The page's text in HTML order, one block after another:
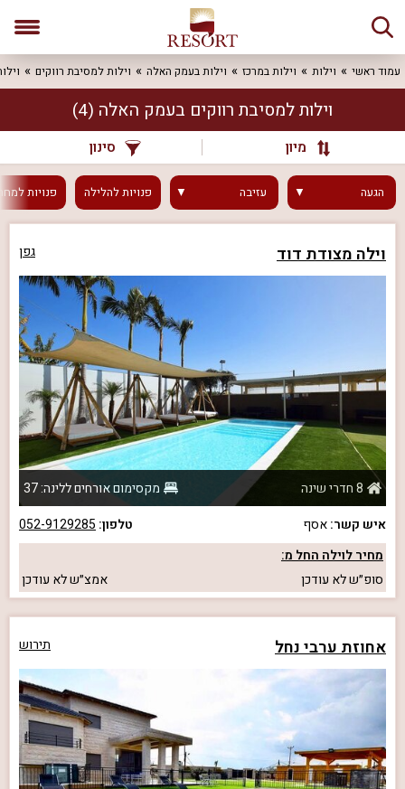
עמוד ראשי וילות וילות במרכז וילות בעמק האלה וילות למסיבת רווקים
וילות למסיבת רווקים בעמק האלה (4)
מיון סינון
הגעה עזיבה פנויותלהלילה פנויות
וילה מצודת דוד גפן
8 חדרי שינה
מקסימום אורחים ללינה: 37
איש קשר:אסף טלפון: 052-9129285
מחיר לוילה החל מ:
סופ״שלא עודכן אמצ״שלא עודכן
אחוזת ערבי נחל תירוש